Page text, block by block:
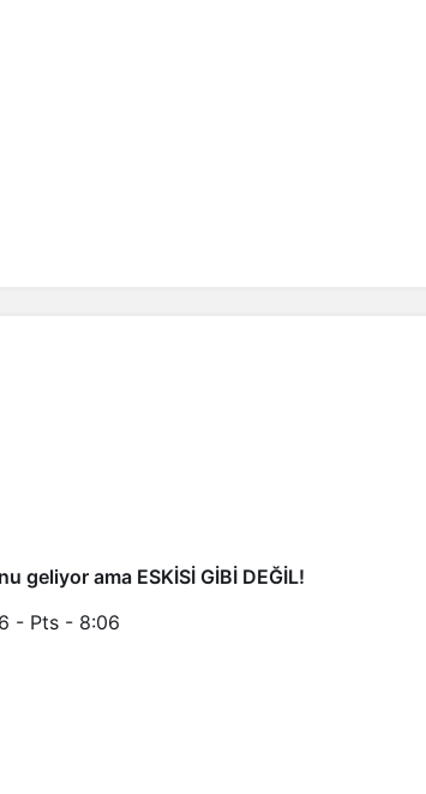
geliyor ama ESKİSİ GİBİ DEĞİL!
- Pts - 8:06